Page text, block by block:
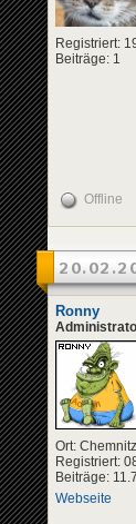
Registriert:
Beiträge: 1
Offline
Ronny
Ort: Chemnitz
Registriert:
Beiträge:
Webseite